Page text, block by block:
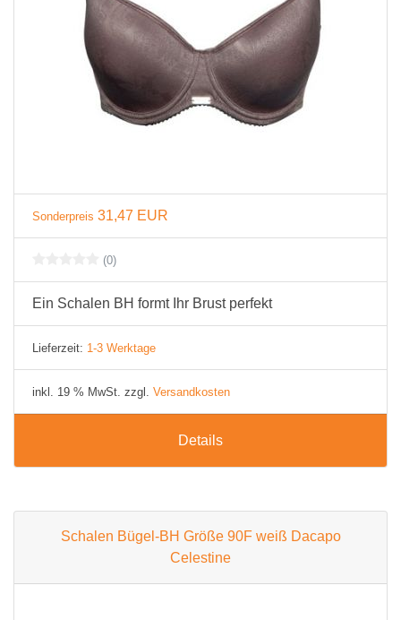
Sonderpreis 31,47 EUR
(0)
Ein Schalen BH formt Ihr Brust perfekt
Lieferzeit: 1-3 Werktage
inkl. 19 % MwSt. zzgl. Versandkosten
Details
Schalen Bügel-BH Größe 90F weiß Dacapo
Celestine